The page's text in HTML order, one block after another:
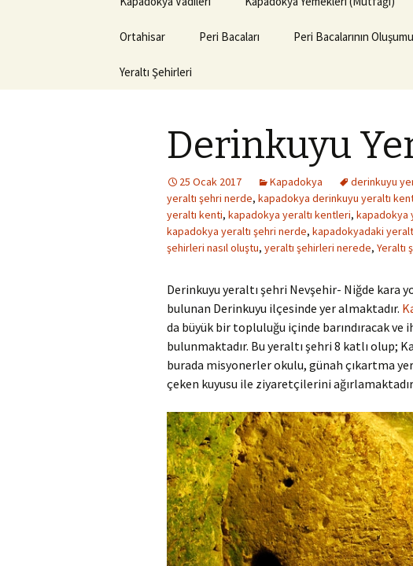
Ortahisar Peri Bacaları Peri Bacalarının Oluşumu
Yeraltı Şehirleri
Derinkuyu
25 Ocak 2017 Kapadokya derinkuyu
yeraltı şehri nerde, kapadokya derinkuyu yeraltı
yeraltı kenti, kapadokya yeraltı kentleri, kapadokya
kapadokya yeraltı şehri nerde, kapadokyadaki
şehirleri nasıl oluştu, yeraltı şehirleri nerede, Yeraltı
Derinkuyu yeraltı şehri Nevşehir- Niğde kara
bulunan Derinkuyu ilçesinde yer almaktadır.
da büyük bir topluluğu içinde barındıracak ve
bulunmaktadır. Bu yeraltı şehri 8 katlı olup;
burada misyonerler okulu, günah çıkartma
çeken kuyusu ile ziyaretçilerini